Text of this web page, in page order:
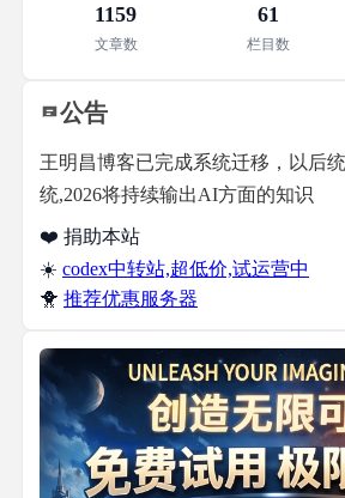
1159
文章数
61
栏目数
公告
王明昌博客已完成系统迁移，以后
统,2026将持续输出AI方面的知识
❤️ 捐助本站
☀️ codex中转站,超低价,试运营中
🐥 推荐优惠服务器